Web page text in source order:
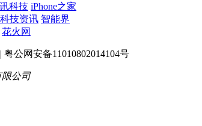
科技 iPhone之家
技资讯 智能界
花火网
| 粤公网安备11010802014104号
公司